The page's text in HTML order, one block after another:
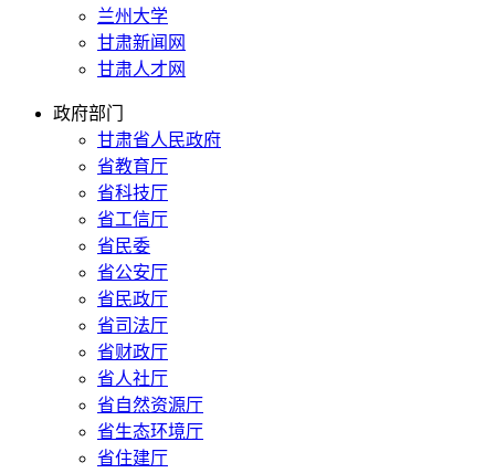
兰州大学
甘肃新闻网
甘肃人才网
政府部门
甘肃省人民政府
省教育厅
省科技厅
省工信厅
省民委
省公安厅
省民政厅
省司法厅
省财政厅
省人社厅
省自然资源厅
省生态环境厅
省住建厅